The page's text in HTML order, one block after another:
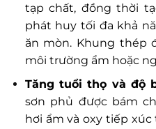
tạp chất, đồng thời
phát huy tối đa khả
ăn mòn. Khung thép
môi trường ẩm hoặc
Tăng tuổi thọ và độ
sơn phủ được bám
hơi ẩm và oxy tiếp